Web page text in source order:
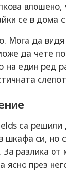
се в дома
Мога да
да чете
на един ред
са
шкафа си, но
За разлика
ясно през